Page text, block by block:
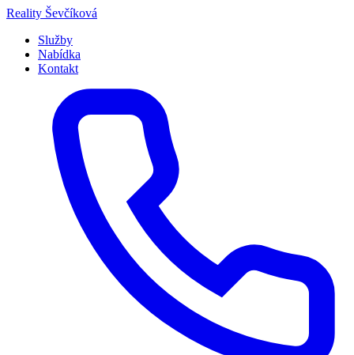
Přeskočit
obsah
Reality Ševčíková
Služby
Nabídka
Kontakt